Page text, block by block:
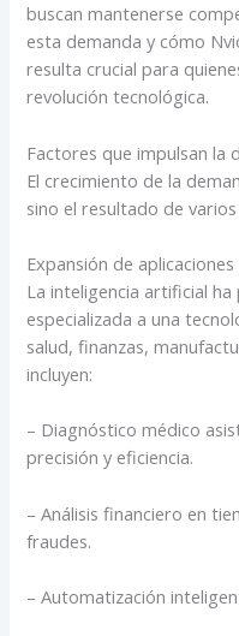
buscan mantenerse
esta demanda y cómo
resulta crucial para
revolución tecnológica.
Factores que impulsan la
El crecimiento de la
sino el resultado de
Expansión de
La inteligencia artificial
especializada a una
salud, finanzas,
incluyen:
– Diagnóstico médico
precisión y eficiencia.
– Análisis financiero en
fraudes.
– Automatización